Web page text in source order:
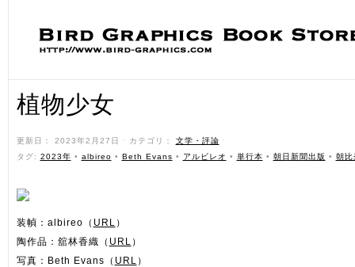
植物少女
更新日： 2023年2月27日 ˑ カテゴリ： 文学・評論 ˑ
タグ: 2023年 • albireo • Beth Evans • アルビレオ • 単行本 • 朝日新聞出版 • 朝比
装幀：albireo（ URL ）
陶作品：舘林香織（ URL ）
写真：Beth Evans（ URL ）